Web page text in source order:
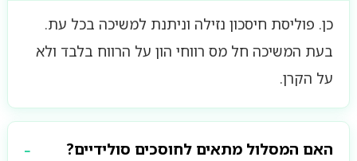
כן. פוליסת חיסכון נזילה וניתנת למשיכה בכל עת.
בעת המשיכה חל מס רווחי הון על הרווח בלבד ולא
על הקרן.
האם המסלול מתאים לחוסכים סולידיים?